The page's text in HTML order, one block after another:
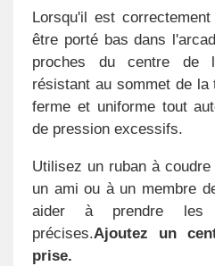
Lorsqu'il est
être porté bas dans
proches du centre de
résistant au sommet de
ferme et uniforme tout
de pression excessifs.
Utilisez un ruban à
un ami ou à un membre
aider à prendre les
précises.Ajoutez un
prise.